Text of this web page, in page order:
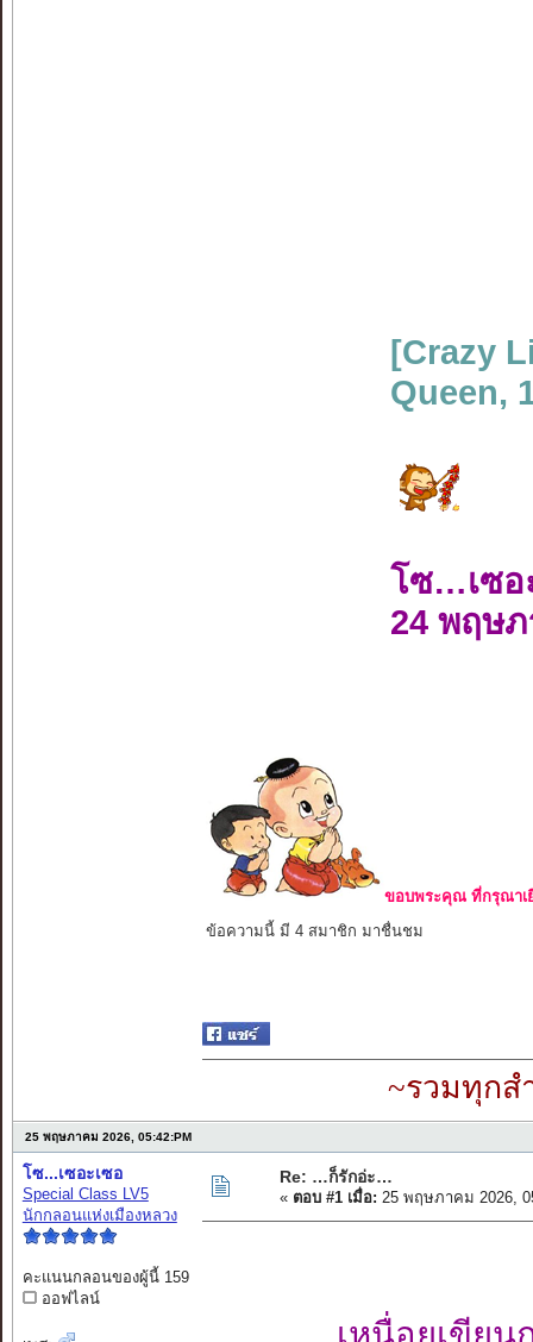
[Crazy
Queen,
โซ…เซอ
24 พฤษ
ขอบพระคุณ ที่กรุณาเ
ข้อความนี้ มี 4 สมาชิก มาชื่นชม
~รวมทุกส
25 พฤษภาคม 2026, 05:42:PM
โซ...เซอะเซอ
Special Class LV5
นักกลอนแห่งเมืองหลวง
คะแนนกลอนของผู้นี้ 159
ออฟไลน์
Re: …ก็รักอ่ะ…
« ตอบ #1 เมื่อ: 25 พฤษภาคม 2026,